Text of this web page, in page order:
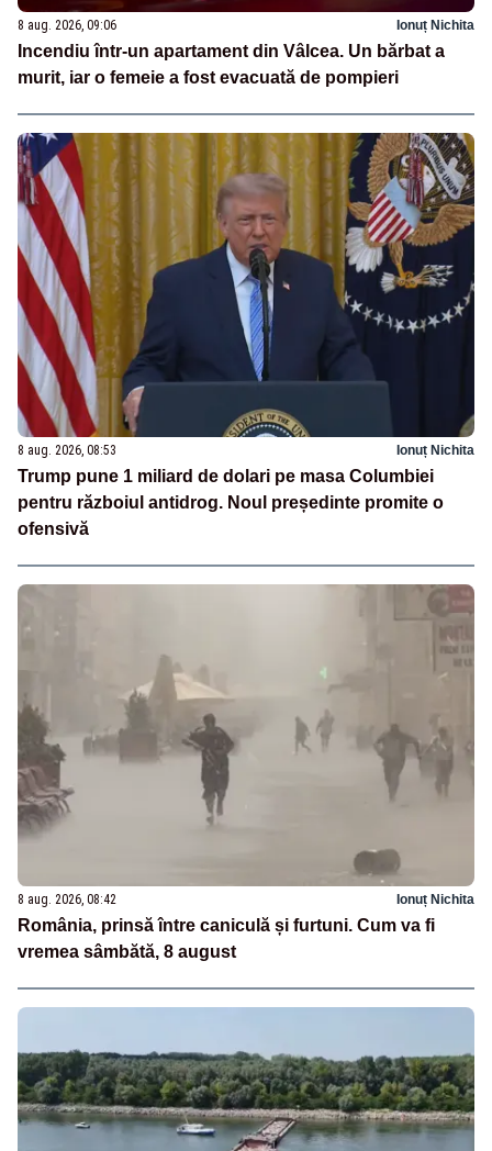
8 aug. 2026, 09:06 Ionuț Nichita
Incendiu într-un apartament din Vâlcea. Un bărbat a
murit, iar o femeie a fost evacuată de pompieri
8 aug. 2026, 08:53 Ionuț Nichita
Trump pune 1 miliard de dolari pe masa Columbiei
pentru războiul antidrog. Noul președinte promite o
ofensivă
8 aug. 2026, 08:42 Ionuț Nichita
România, prinsă între caniculă și furtuni. Cum va fi
vremea sâmbătă, 8 august